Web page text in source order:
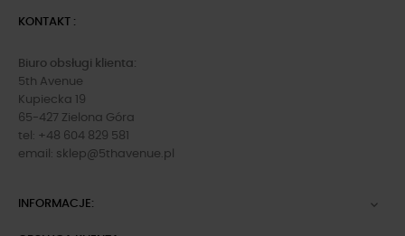
KONTAKT :
Biuro obsługi klienta:
5th Avenue
Kupiecka 19
65-427 Zielona Góra
tel: +48 604 829 581
email: sklep@5thavenue.pl
INFORMACJE: 